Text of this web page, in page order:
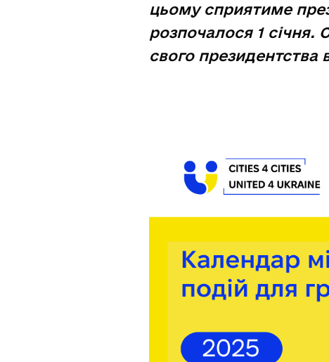
цьому сприятиме
розпочалося 1
свого президентства